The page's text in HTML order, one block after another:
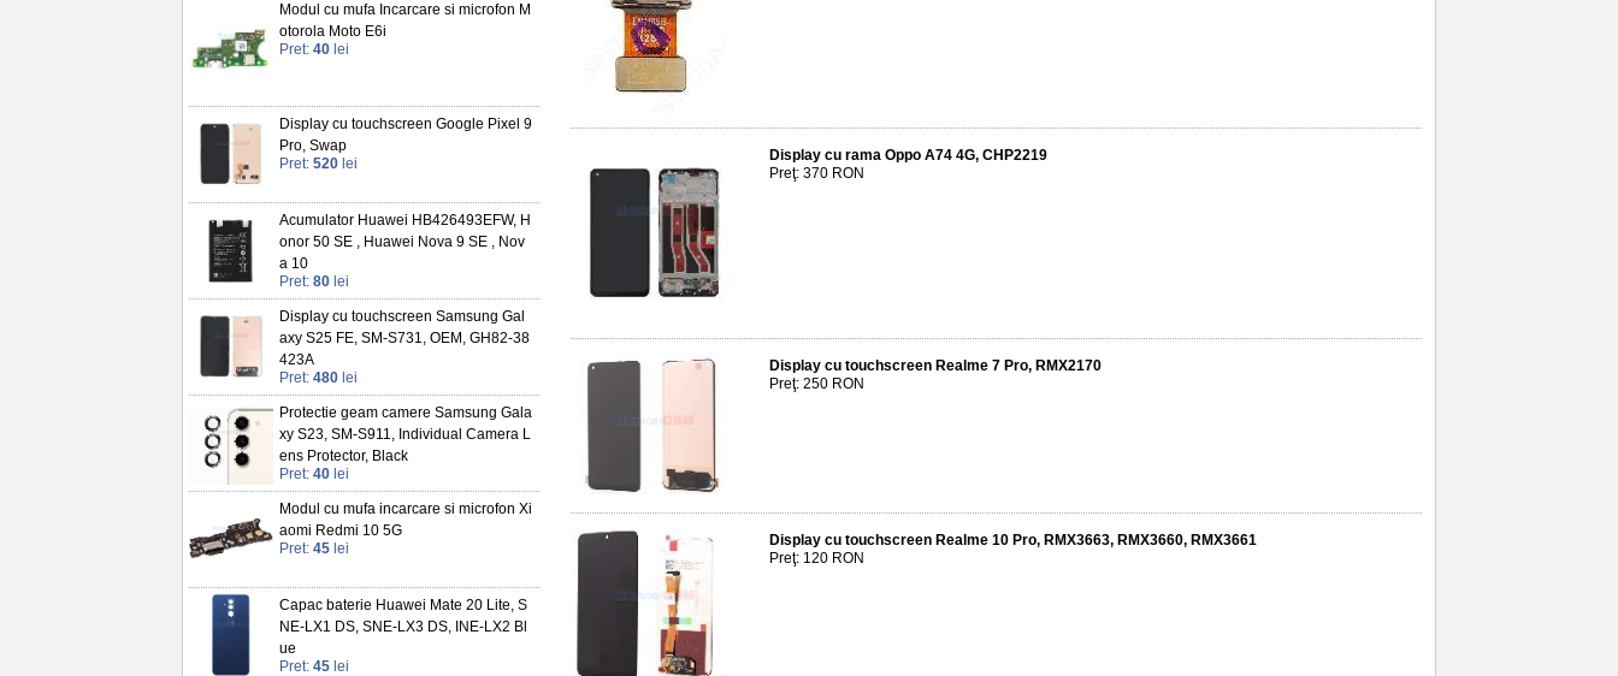
Modul cu mufa Incarcare si microfon M
otorola Moto E6i
Pret: 40 lei
Display cu touchscreen Google Pixel 9
Pro, Swap
Pret: 520 lei
Acumulator Huawei HB426493EFW, H
onor 50 SE , Huawei Nova 9 SE , Nov
a 10
Pret: 80 lei
Display cu touchscreen Samsung Gal
axy S25 FE, SM-S731, OEM, GH82-38
423A
Pret: 480 lei
Protectie geam camere Samsung Gala
xy S23, SM-S911, Individual Camera L
ens Protector, Black
Pret: 40 lei
Modul cu mufa incarcare si microfon Xi
aomi Redmi 10 5G
Pret: 45 lei
Capac baterie Huawei Mate 20 Lite, S
NE-LX1 DS, SNE-LX3 DS, INE-LX2 Bl
ue
Pret: 45 lei
Display cu rama Oppo A74 4G, CHP2219
Preţ: 370 RON
Display cu touchscreen Realme 7 Pro, RMX2170
Preţ: 250 RON
Display cu touchscreen Realme 10 Pro, RMX3663, RMX3660, RMX3661
Preţ: 120 RON